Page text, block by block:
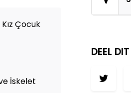
Çocuk
İskelet
DEEL